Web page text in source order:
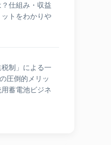
仕組み・収益
トをわかりや
税制」による一
圧倒的メリッ
用蓄電池ビジネ